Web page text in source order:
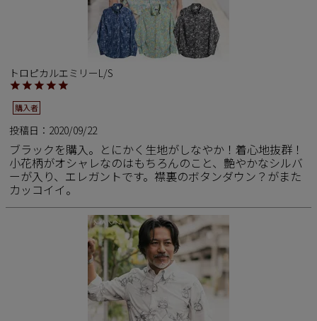
トロピカルエミリーL/S
購入者
投稿日 2020/09/22
ブラックを購入。とにかく生地がしなやか！着心地抜群！
小花柄がオシャレなのはもちろんのこと、艶やかなシルバ
ーが入り、エレガントです。襟裏のボタンダウン？がまた
カッコイイ。